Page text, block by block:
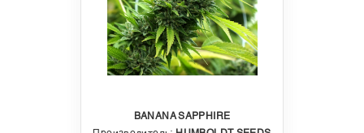
BANANA SAPPHIRE